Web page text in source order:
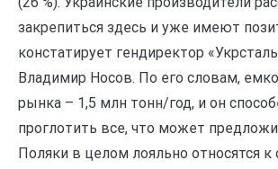
закрепиться здесь и уже имеют
констатирует гендиректор
Владимир Носов. По его словам,
рынка – 1,5 млн тонн/год, и он
проглотить все, что может
Поляки в целом лояльно относятся